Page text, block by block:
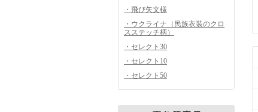
・飛び矢文様
・ウクライナ（民族衣装のクロ
スステッチ柄）
・セレクト30
・セレクト10
・セレクト50